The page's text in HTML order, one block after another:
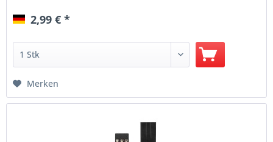
2,99 € *
Merken